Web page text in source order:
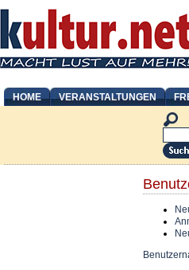
HOME VERANSTALTUNGEN